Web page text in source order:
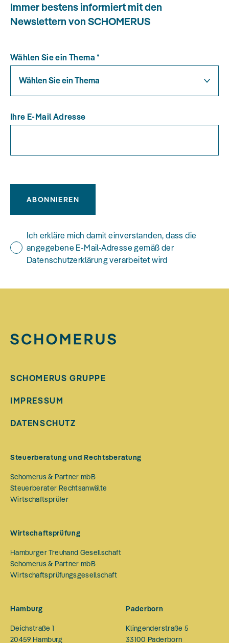
Immer bestens informiert mit den
Newslettern von SCHOMERUS
Wählen Sie ein Thema *
Wählen Sie ein Thema
Ihre E-Mail Adresse
ABONNIEREN
Ich erkläre mich damit einverstanden, dass die
angegebene E-Mail-Adresse gemäß der
Datenschutzerklärung verarbeitet wird
SCHOMERUS GRUPPE
IMPRESSUM
DATENSCHUTZ
Steuerberatung und Rechtsberatung
Schomerus & Partner mbB
Steuerberater Rechtsanwälte
Wirtschaftsprüfer
Wirtschaftsprüfung
Hamburger Treuhand Gesellschaft
Schomerus & Partner mbB
Wirtschaftsprüfungsgesellschaft
Hamburg
Deichstraße 1
20459 Hamburg
Paderborn
Klingenderstraße 5
33100 Paderborn